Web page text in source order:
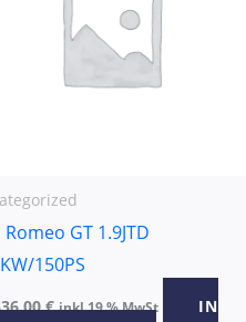
GT 1.9JTD
150PS
€ inkl 19 % MwSt
IN